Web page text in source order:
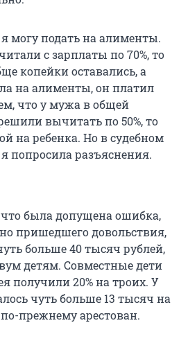
могу подать на алименты.
с зарплаты по 70%, то
копейки оставались, а
на алименты, он платил
что у мужа в общей
вычитать по 50%, то
на ребенка. Но в судебном
попросила разъяснения.
что была допущена ошибка,
пришедшего довольствия,
больше 40 тысяч рублей,
детям. Совместные дети
получили 20% на троих. У
чуть больше 13 тысяч на
по-прежнему арестован.